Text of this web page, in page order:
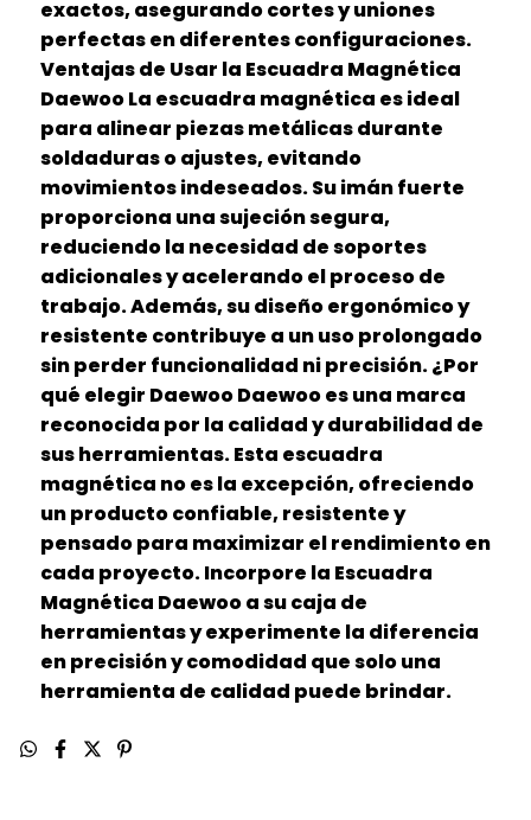
exactos, asegurando cortes y uniones
perfectas en diferentes configuraciones.
Ventajas de Usar la Escuadra Magnética
Daewoo La escuadra magnética es ideal
para alinear piezas metálicas durante
soldaduras o ajustes, evitando
movimientos indeseados. Su imán fuerte
proporciona una sujeción segura,
reduciendo la necesidad de soportes
adicionales y acelerando el proceso de
trabajo. Además, su diseño ergonómico y
resistente contribuye a un uso prolongado
sin perder funcionalidad ni precisión. ¿Por
qué elegir Daewoo Daewoo es una marca
reconocida por la calidad y durabilidad de
sus herramientas. Esta escuadra
magnética no es la excepción, ofreciendo
un producto confiable, resistente y
pensado para maximizar el rendimiento en
cada proyecto. Incorpore la Escuadra
Magnética Daewoo a su caja de
herramientas y experimente la diferencia
en precisión y comodidad que solo una
herramienta de calidad puede brindar.